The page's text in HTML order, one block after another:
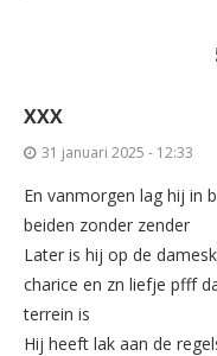
XXX
31 januari 2025 - 12:33
En vanmorgen lag hij in
beiden zonder zender
Later is hij op de
charice en zn liefje pfff
terrein is
Hij heeft lak aan de